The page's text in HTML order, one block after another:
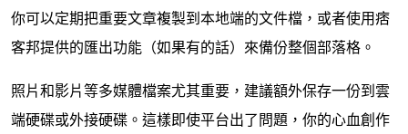
你可以定期把重要文章複製到本地端的文件檔，或者使用痞
客邦提供的匯出功能（如果有的話）來備份整個部落格。
照片和影片等多媒體檔案尤其重要，建議額外保存一份到雲
端硬碟或外接硬碟。這樣即使平台出了問題，你的心血創作